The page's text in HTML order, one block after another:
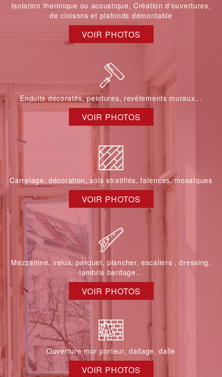
Isolation thermique ou acoustique, Création d'ouvertures,
de cloisons et plafonds démontable
VOIR PHOTOS
Enduits décoratifs, peintures, revêtements muraux...
VOIR PHOTOS
Carrelage, décoration, sols stratifiés, faïences, mosaïques
VOIR PHOTOS
Mezzanine, velux, parquet, plancher, escaliers , dressing,
lambris bardage...
VOIR PHOTOS
Ouverture mur porteur, dallage, dalle
VOIR PHOTOS